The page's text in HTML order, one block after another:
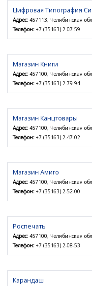
Цифровая Типография
Адрес: 457113, Челябинская
Телефон: +7 (35163) 2-07-59
Магазин Книги
Адрес: 457100, Челябинская
Телефон: +7 (35163) 2-79-94
Магазин Канцтовары
Адрес: 457100, Челябинская
Телефон: +7 (35163) 2-47-02
Магазин Амиго
Адрес: 457100, Челябинская
Телефон: +7 (35163) 2-52-00
Роспечать
Адрес: 457100, Челябинская
Телефон: +7 (35163) 2-08-53
Карандаш